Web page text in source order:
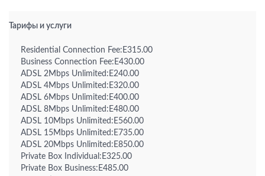
Тарифы и услуги
Residential Connection Fee:E315.00
Business Connection Fee:E430.00
ADSL 2Mbps Unlimited:E240.00
ADSL 4Mbps Unlimited:E320.00
ADSL 6Mbps Unlimited:E400.00
ADSL 8Mbps Unlimited:E480.00
ADSL 10Mbps Unlimited:E560.00
ADSL 15Mbps Unlimited:E735.00
ADSL 20Mbps Unlimited:E850.00
Private Box Individual:E325.00
Private Box Business:E485.00